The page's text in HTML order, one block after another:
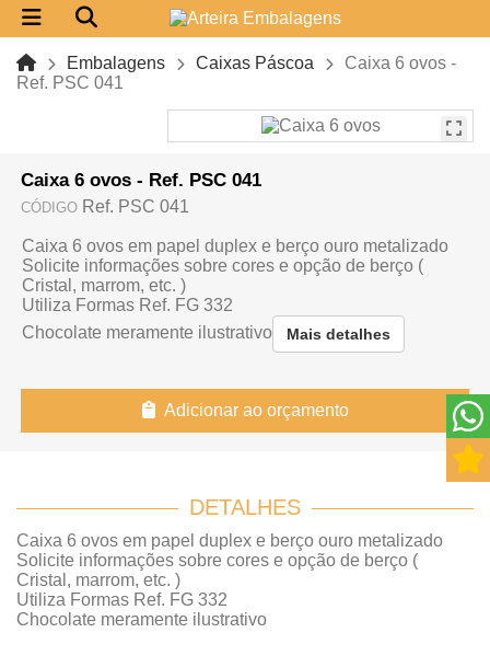
Embalagens Caixas Páscoa
Caixa 6 ovos -
Ref. PSC 041
Caixa 6 ovos - Ref. PSC 041
CÓDIGO Ref. PSC 041
Caixa 6 ovos em papel duplex e berço ouro metalizado
Solicite informações sobre cores e opção de berço (
Cristal, marrom, etc. )
Utiliza Formas Ref. FG 332
Chocolate meramente ilustrativo
Mais detalhes
Adicionar ao orçamento
DETALHES
Caixa 6 ovos em papel duplex e berço ouro metalizado
Solicite informações sobre cores e opção de berço (
Cristal, marrom, etc. )
Utiliza Formas Ref. FG 332
Chocolate meramente ilustrativo